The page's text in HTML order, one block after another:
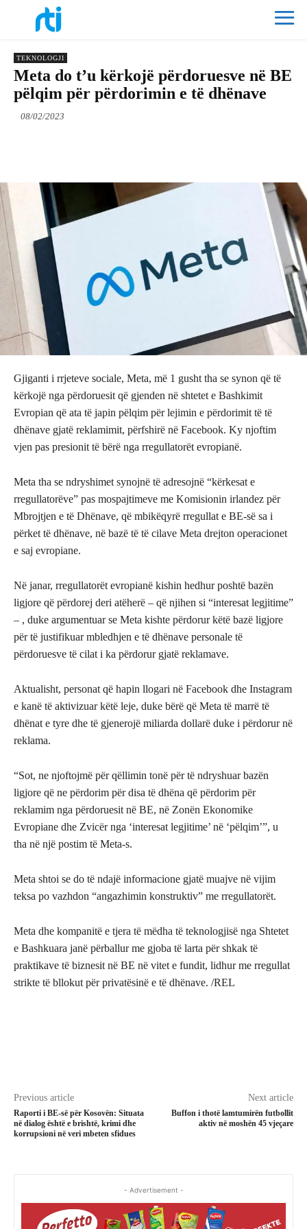
TEKNOLOGJI
Meta do t’u kërkojë përdoruesve në BE
pëlqim për përdorimin e të dhënave
08/02/2023
Gjiganti i rrjeteve sociale, Meta, më 1 gusht tha se synon që të
kërkojë nga përdoruesit që gjenden në shtetet e Bashkimit
Evropian që ata të japin pëlqim për lejimin e përdorimit të të
dhënave gjatë reklamimit, përfshirë në Facebook. Ky njoftim
vjen pas presionit të bërë nga rregullatorët evropianë.
Meta tha se ndryshimet synojnë të adresojnë “kërkesat e
rregullatorëve” pas mospajtimeve me Komisionin irlandez për
Mbrojtjen e të Dhënave, që mbikëqyrë rregullat e BE-së sa i
përket të dhënave, në bazë të të cilave Meta drejton operacionet
e saj evropiane.
Në janar, rregullatorët evropianë kishin hedhur poshtë bazën
ligjore që përdorej deri atëherë – që njihen si “interesat legjitime”
– , duke argumentuar se Meta kishte përdorur këtë bazë ligjore
për të justifikuar mbledhjen e të dhënave personale të
përdoruesve të cilat i ka përdorur gjatë reklamave.
Aktualisht, personat që hapin llogari në Facebook dhe Instagram
e kanë të aktivizuar këtë leje, duke bërë që Meta të marrë të
dhënat e tyre dhe të gjenerojë miliarda dollarë duke i përdorur në
reklama.
“Sot, ne njoftojmë për qëllimin tonë për të ndryshuar bazën
ligjore që ne përdorim për disa të dhëna që përdorim për
reklamim nga përdoruesit në BE, në Zonën Ekonomike
Evropiane dhe Zvicër nga ‘interesat legjitime’ në ‘pëlqim’”, u
tha në një postim të Meta-s.
Meta shtoi se do të ndajë informacione gjatë muajve në vijim
teksa po vazhdon “angazhimin konstruktiv” me rregullatorët.
Meta dhe kompanitë e tjera të mëdha të teknologjisë nga Shtetet
e Bashkuara janë përballur me gjoba të larta për shkak të
praktikave të biznesit në BE në vitet e fundit, lidhur me rregullat
strikte të bllokut për privatësinë e të dhënave. /REL
Previous article
Raporti i BE-së për Kosovën: Situata
në dialog është e brishtë, krimi dhe
korrupsioni në veri mbeten sfidues
Next article
Buffon i thotë lamtumirën futbollit
aktiv në moshën 45 vjeçare
- Advertisement -